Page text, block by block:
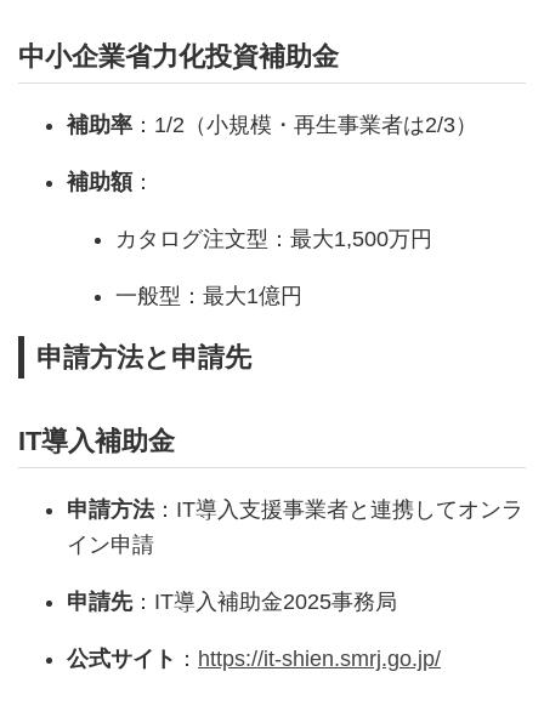
中小企業省力化投資補助金
補助率 ：1/2（小規模・再生事業者は2/3）
補助額 ：
カタログ注文型：最大1,500万円
一般型：最大1億円
申請方法と申請先
IT導入補助金
申請方法：IT導入支援事業者と連携してオンラ
イン申請
申請先：IT導入補助金2025事務局
公式サイト ： https://it-shien.smrj.go.jp/